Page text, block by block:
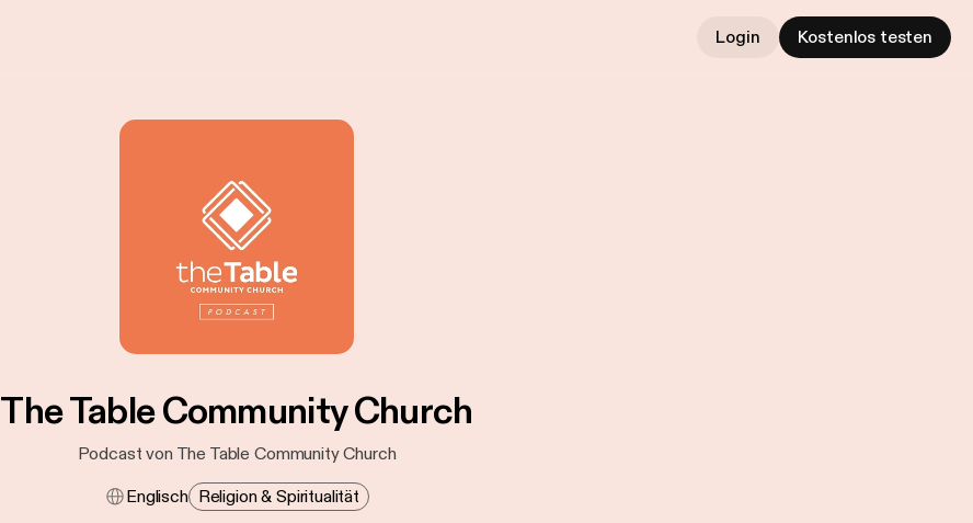
Login Kostenlos testen
The Table Community Church
Podcast von The Table Community Church
Englisch Religion & Spiritualität